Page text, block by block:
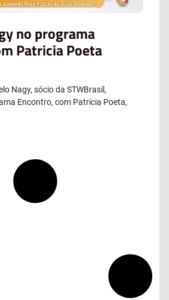
no programa
Patricia Poeta
Nagy, sócio da STWBrasil,
Encontro, com Patrícia Poeta,